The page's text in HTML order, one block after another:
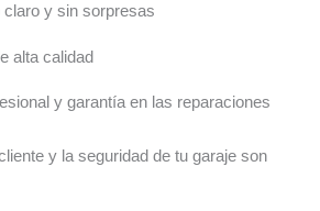
claro y sin sorpresas
alta calidad
y garantía en las reparaciones
y la seguridad de tu garaje son